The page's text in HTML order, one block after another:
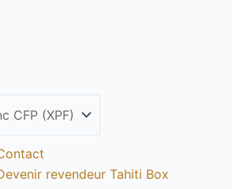
revendeur Tahiti Box